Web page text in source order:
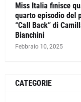
Miss Italia finisce
quarto episodio del
“Call Back” di
Bianchini
Febbraio 10, 2025
CATEGORIE